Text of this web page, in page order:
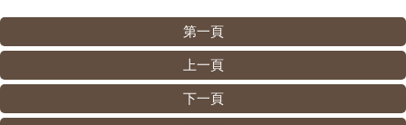
第一頁
上一頁
下一頁